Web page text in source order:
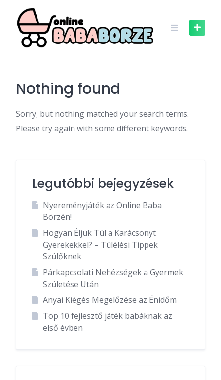
content
Nothing found
Sorry, but nothing matched your search terms.
Please try again with some different keywords.
Legutóbbi bejegyzések
Nyereményjáték az Online Baba
Börzén!
Hogyan Éljük Túl a Karácsonyt
Gyerekekkel? – Túlélési Tippek
Szülőknek
Párkapcsolati Nehézségek a Gyermek
Születése Után
Anyai Kiégés Megelőzése az Énidőm
Top 10 fejlesztő játék babáknak az
első évben